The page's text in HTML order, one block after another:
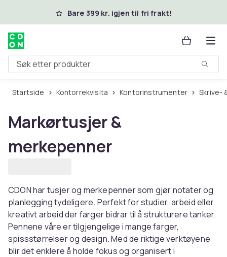
Hopp til hovedinnholdBare 399 kr. igjen til fri frakt!
Søk etter produkter
Startside Kontorrekvisita Kontorinstrumenter
Markørtusjer &
merkepenner
CDON har tusjer og merkepenner som gjør notater og
planlegging tydeligere. Perfekt for studier, arbeid eller
kreativt arbeid der farger bidrar til å strukturere tanker.
Pennene våre er tilgjengelige i mange farger,
spissstørrelser og design. Med de riktige verktøyene
blir det enklere å holde fokus og organisert i